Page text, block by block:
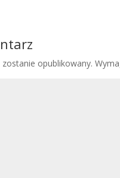
opublikowany.